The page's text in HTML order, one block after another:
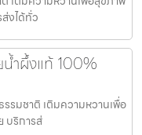
งได้ทั่ว
ำผึ้งแท้ 100%
รมชาติ เติมความหวานเพื่อ
บริการส่